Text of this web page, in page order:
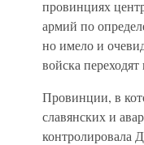
провинциях
армий по
но имело и
войска
Провинции, в
славянских и
контролировала